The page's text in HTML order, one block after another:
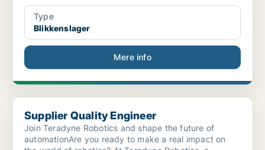
Type
Blikkenslager
Mere info
Supplier Quality Engineer
Supplier Quality Engineer
Join Teradyne Robotics and shape the future of
automationAre you ready to make a real impact on